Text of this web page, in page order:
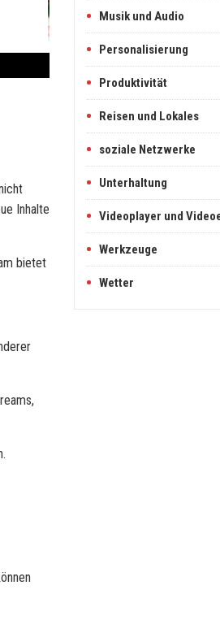
Inhalte
bietet
Musik und Audio
Personalisierung
Produktivität
Reisen und Lokales
soziale Netzwerke
Unterhaltung
Videoplayer und
Werkzeuge
Wetter